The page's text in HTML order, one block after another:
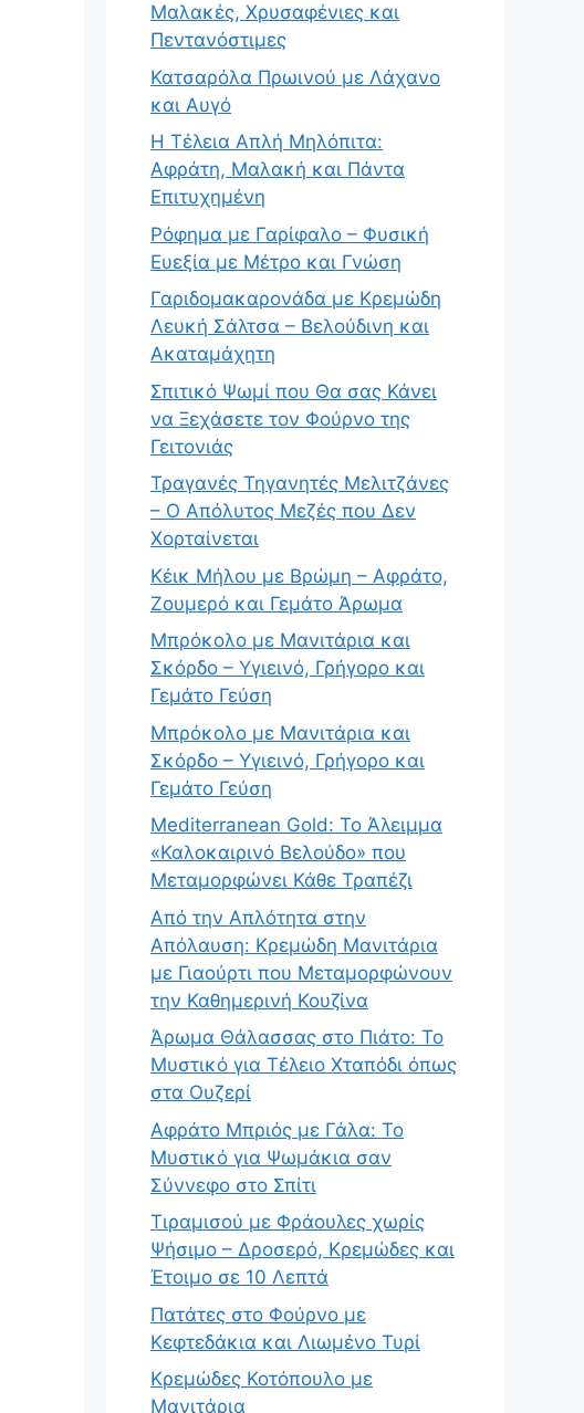
Μαλακές, Χρυσαφένιες και
Πεντανόστιμες
Κατσαρόλα Πρωινού με Λάχανο
και Αυγό
Η Τέλεια Απλή Μηλόπιτα:
Αφράτη, Μαλακή και Πάντα
Επιτυχημένη
Ρόφημα με Γαρίφαλο – Φυσική
Ευεξία με Μέτρο και Γνώση
Γαριδομακαρονάδα με Κρεμώδη
Λευκή Σάλτσα – Βελούδινη και
Ακαταμάχητη
Σπιτικό Ψωμί που Θα σας Κάνει
να Ξεχάσετε τον Φούρνο της
Γειτονιάς
Τραγανές Τηγανητές Μελιτζάνες
– Ο Απόλυτος Μεζές που Δεν
Χορταίνεται
Κέικ Μήλου με Βρώμη – Αφράτο,
Ζουμερό και Γεμάτο Άρωμα
Μπρόκολο με Μανιτάρια και
Σκόρδο – Υγιεινό, Γρήγορο και
Γεμάτο Γεύση
Μπρόκολο με Μανιτάρια και
Σκόρδο – Υγιεινό, Γρήγορο και
Γεμάτο Γεύση
Mediterranean Gold: Το Άλειμμα
«Καλοκαιρινό Βελούδο» που
Μεταμορφώνει Κάθε Τραπέζι
Από την Απλότητα στην
Απόλαυση: Κρεμώδη Μανιτάρια
με Γιαούρτι που Μεταμορφώνουν
την Καθημερινή Κουζίνα
Άρωμα Θάλασσας στο Πιάτο: Το
Μυστικό για Τέλειο Χταπόδι όπως
στα Ουζερί
Αφράτο Μπριός με Γάλα: Το
Μυστικό για Ψωμάκια σαν
Σύννεφο στο Σπίτι
Τιραμισού με Φράουλες χωρίς
Ψήσιμο – Δροσερό, Κρεμώδες και
Έτοιμο σε 10 Λεπτά
Πατάτες στο Φούρνο με
Κεφτεδάκια και Λιωμένο Τυρί
Κρεμώδες Κοτόπουλο με
Μανιτάρια